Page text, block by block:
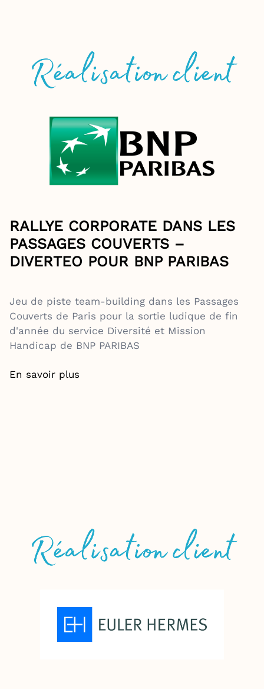
RALLYE CORPORATE DANS LES
PASSAGES COUVERTS –
DIVERTEO POUR BNP PARIBAS
Jeu de piste team-building dans les Passages
Couverts de Paris pour la sortie ludique de fin
d'année du service Diversité et Mission
Handicap de BNP PARIBAS
En savoir plus